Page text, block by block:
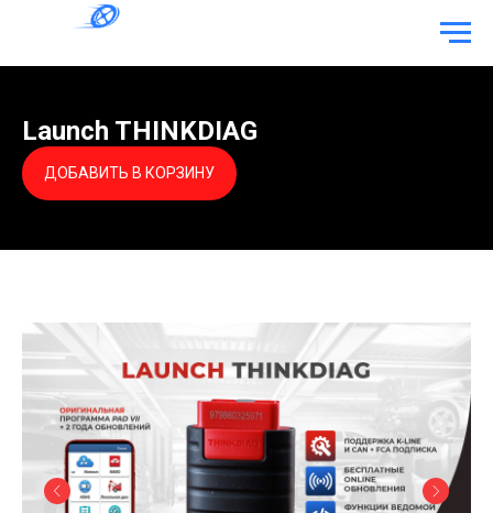
Launch THINKDIAG
ДОБАВИТЬ В КОРЗИНУ